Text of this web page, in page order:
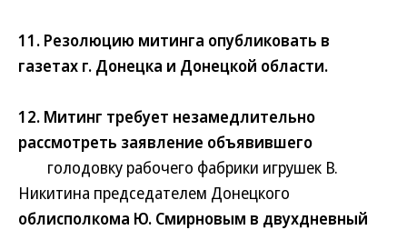
11. Резолюцию митинга опубликовать в
газетах г. Донецка и Донецкой области.
12. Митинг требует незамедлительно
рассмотреть заявление объявившего
голодовку рабочего фабрики игрушек В.
Никитина председателем Донецкого
облисполкома Ю. Смирновым в двухдневный